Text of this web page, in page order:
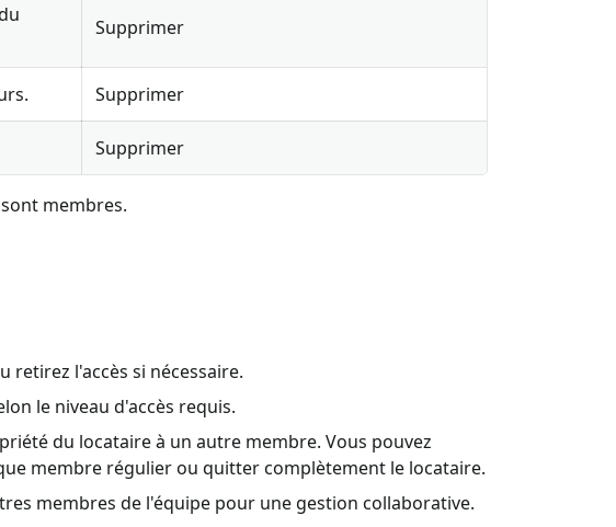
Supprimer
Supprimer
Supprimer
membres.
retirez l'accès si nécessaire.
le niveau d'accès requis.
du locataire à un autre membre. Vous pouvez
membre régulier ou quitter complètement le locataire.
membres de l'équipe pour une gestion collaborative.